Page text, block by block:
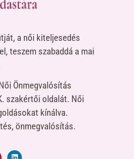
a női kiteljesedés
teszem szabaddá a mai
Önmegvalósítás
szakértői oldalát. Női
kínálva.
önmegvalósítás.